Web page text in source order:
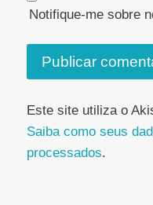
Notifique-me sobre
Este site utiliza o
Saiba como seus
processados.